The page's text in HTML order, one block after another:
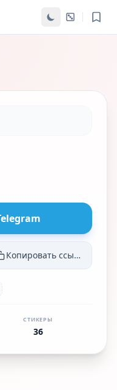
Копировать ссылку
СТИКЕРЫ
36